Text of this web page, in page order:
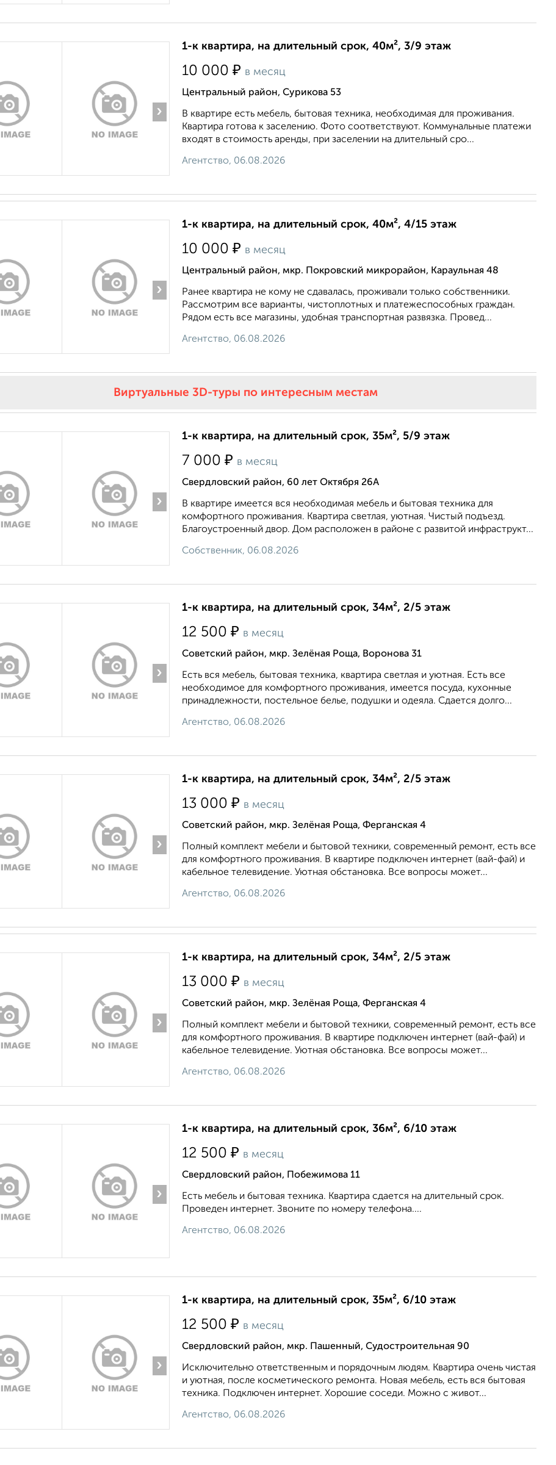
›
1-к квартира, на длительный срок, 40м², 3/9 этаж
10 000 ₽ в месяц
Центральный район, Сурикова 53
В квартире есть мебель, бытовая техника, необходимая для проживания.
Квартира готова к заселению. Фото соответствуют. Коммунальные платежи
входят в стоимость аренды, при заселении на длительный сро...
Агентство, 06.08.2026
›
1-к квартира, на длительный срок, 40м², 4/15 этаж
10 000 ₽ в месяц
Центральный район, мкр. Покровский микрорайон, Караульная 48
Ранее квартира не кому не сдавалась, проживали только собственники.
Рассмотрим все варианты, чистоплотных и платежеспособных граждан.
Рядом есть все магазины, удобная транспортная развязка. Провед...
Агентство, 06.08.2026
Виртуальные 3D-туры по интересным местам
›
1-к квартира, на длительный срок, 35м², 5/9 этаж
7 000 ₽ в месяц
Свердловский район, 60 лет Октября 26А
В квартире имеется вся необходимая мебель и бытовая техника для
комфортного проживания. Квартира светлая, уютная. Чистый подъезд.
Благоустроенный двор. Дом расположен в районе с развитой инфраструкт...
Собственник, 06.08.2026
›
1-к квартира, на длительный срок, 34м², 2/5 этаж
12 500 ₽ в месяц
Советский район, мкр. Зелёная Роща, Воронова 31
Есть вся мебель, бытовая техника, квартира светлая и уютная. Есть все
необходимое для комфортного проживания, имеется посуда, кухонные
принадлежности, постельное белье, подушки и одеяла. Сдается долго...
Агентство, 06.08.2026
›
1-к квартира, на длительный срок, 34м², 2/5 этаж
13 000 ₽ в месяц
Советский район, мкр. Зелёная Роща, Ферганская 4
Полный комплект мебели и бытовой техники, современный ремонт, есть все
для комфортного проживания. В квартире подключен интернет (вай-фай) и
кабельное телевидение. Уютная обстановка. Все вопросы может...
Агентство, 06.08.2026
›
1-к квартира, на длительный срок, 34м², 2/5 этаж
13 000 ₽ в месяц
Советский район, мкр. Зелёная Роща, Ферганская 4
Полный комплект мебели и бытовой техники, современный ремонт, есть все
для комфортного проживания. В квартире подключен интернет (вай-фай) и
кабельное телевидение. Уютная обстановка. Все вопросы может...
Агентство, 06.08.2026
›
1-к квартира, на длительный срок, 36м², 6/10 этаж
12 500 ₽ в месяц
Свердловский район, Побежимова 11
Есть мебель и бытовая техника. Квартира сдается на длительный срок.
Проведен интернет. Звоните по номеру телефона....
Агентство, 06.08.2026
›
1-к квартира, на длительный срок, 35м², 6/10 этаж
12 500 ₽ в месяц
Свердловский район, мкр. Пашенный, Судостроительная 90
Исключительно ответственным и порядочным людям. Квартира очень чистая
и уютная, после косметического ремонта. Новая мебель, есть вся бытовая
техника. Подключен интернет. Хорошие соседи. Можно с живот...
Агентство, 06.08.2026